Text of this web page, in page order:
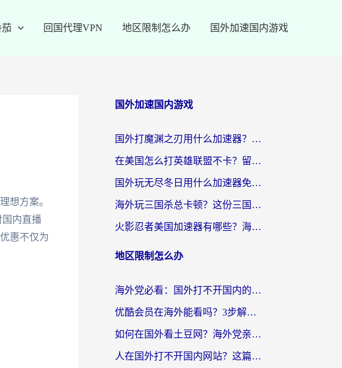
回国代理VPN 地区限制怎么办 国外加速国内游戏
想方案。
国内直播
惠不仅为
国外加速国内游戏
国外打魔渊之刃用什么加速器？2026海外玩家国服游戏加速全攻略（附闪耀暖暖&复苏的魔女避坑指南）
在美国怎么打英雄联盟不卡？留学生亲测的国服游戏加速全攻略
国外玩无尽冬日用什么加速器免费？海外党国服游戏加速避坑指南
海外玩三国杀总卡顿？这份三国杀游戏加速器指南帮你告别延迟烦恼
火影忍者美国加速器有哪些？海外党亲测的国服游戏加速全攻略（含菲律宾玩三国之刃守望黎明技巧）
地区限制怎么办
海外党必看：国外打不开国内的app怎么办？3步解决你的乡愁
优酷会员在海外能看吗？3步解决海外追剧难题，附实测好用加速器推荐
如何在国外看土豆网？海外党亲测有效的追剧加速器选择指南
人在国外打不开国内网站？这篇攻略帮你无缝解锁国内资源（附交管12123使用技巧）